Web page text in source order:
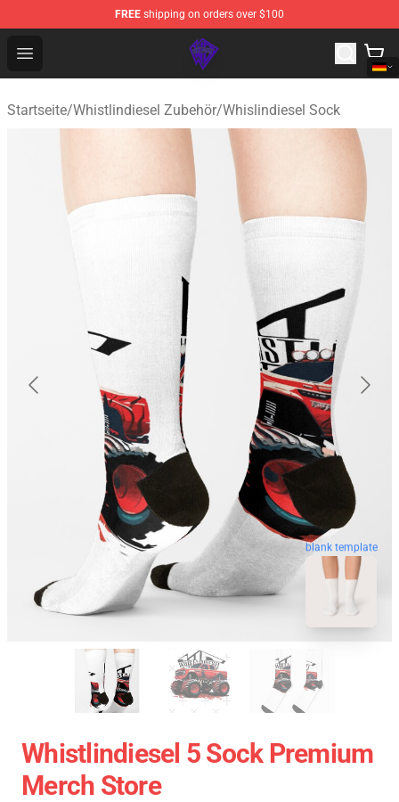
FREE shipping on orders over $100
Open menu
WhistlinDiesel Shop - Official WhistlinDiesel
Startseite/Whistlindiesel Zubehör/Whislindiesel Sock
blank template
Whistlindiesel 5 Sock Premium
Merch Store